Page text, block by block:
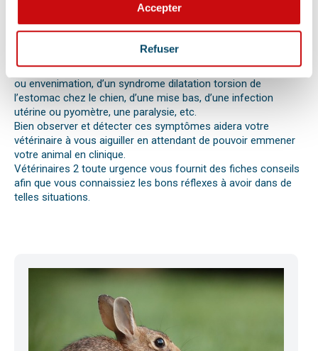
Accepter
Refuser
votre chat, chien ou autre nouvel animal de compagnie ne va
pas bien.
votre compagnon. Il peut s’agir en effet d’un épillet, d’une
réaction allergique avec œdème de Quincke, d’une intoxication
ou envenimation, d’un syndrome dilatation torsion de
l’estomac chez le chien, d’une mise bas, d’une infection
utérine ou pyomètre, une paralysie, etc.
Bien observer et détecter ces symptômes aidera votre
vétérinaire à vous aiguiller en attendant de pouvoir emmener
votre animal en clinique.
Vétérinaires 2 toute urgence vous fournit des fiches conseils
afin que vous connaissiez les bons réflexes à avoir dans de
telles situations.